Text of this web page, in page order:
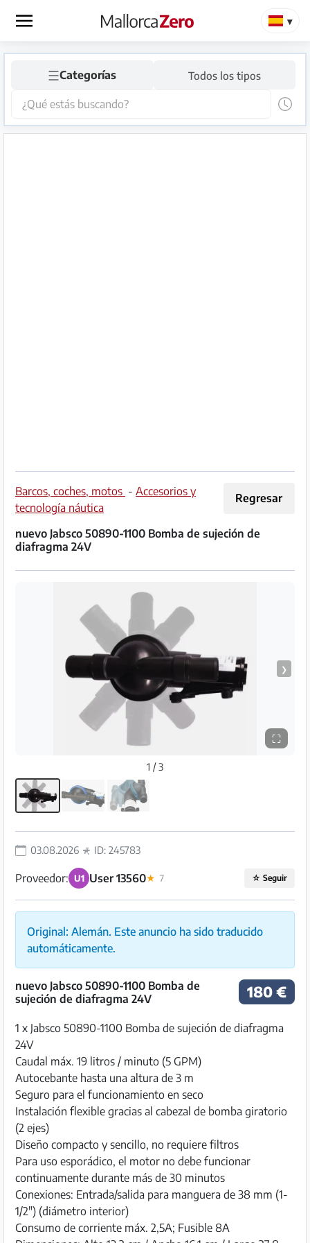
×
Página
inicio
Privacidad
de
☰Categorías Todos los tipos
Regresar
Barcos, coches, motos - Accesorios y
tecnología náutica
nuevo Jabsco 50890-1100 Bomba de sujeción de
diafragma 24V
❯
⛶
1 / 3
03.08.2026 ID: 245783
Proveedor: U1 User 13560★ 7 ☆ Seguir
Original: Alemán. Este anuncio ha sido traducido
automáticamente.
180 €
nuevo Jabsco 50890-1100 Bomba de
sujeción de diafragma 24V
1 x Jabsco 50890-1100 Bomba de sujeción de diafragma
24V
Caudal máx. 19 litros / minuto (5 GPM)
Autocebante hasta una altura de 3 m
Seguro para el funcionamiento en seco
Instalación flexible gracias al cabezal de bomba giratorio
(2 ejes)
Diseño compacto y sencillo, no requiere filtros
Para uso esporádico, el motor no debe funcionar
continuamente durante más de 30 minutos
Conexiones: Entrada/salida para manguera de 38 mm (1-
1/2") (diámetro interior)
Consumo de corriente máx. 2,5A; Fusible 8A